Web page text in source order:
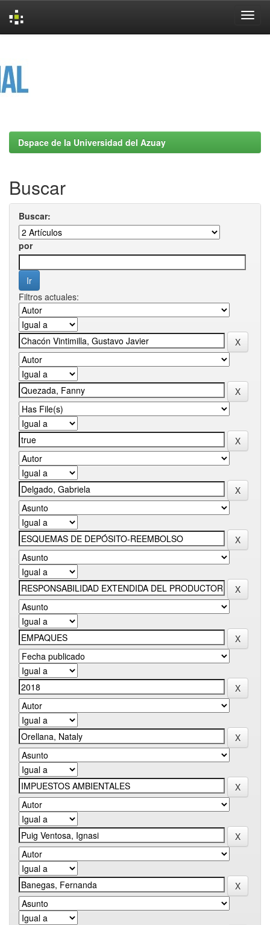
Dspace de la Universidad del Azuay
Buscar
Buscar:
por
Filtros actuales: